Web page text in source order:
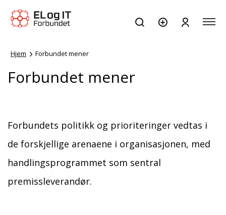
Hjem Forbundet mener
Forbundet mener
Forbundets politikk og prioriteringer vedtas i
de forskjellige arenaene i organisasjonen, med
handlingsprogrammet som sentral
premissleverandør.